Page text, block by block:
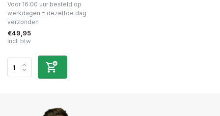
Voor 16:00 uur besteld op
werkdagen = dezelfde dag
verzonden
€49,95
Incl. btw